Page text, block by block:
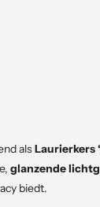
alsLaurierkers
glanzende
biedt.